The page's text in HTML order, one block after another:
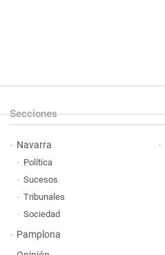
Secciones
Navarra
Política
Sucesos
Tribunales
Sociedad
Pamplona